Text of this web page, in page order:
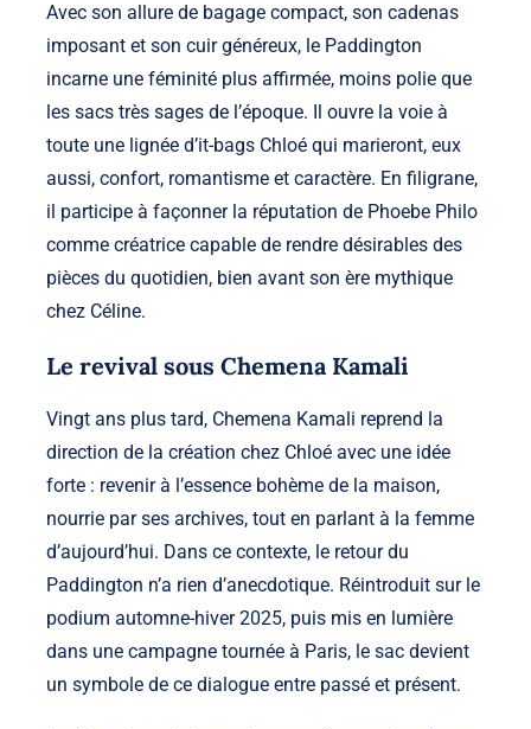
Avec son allure de bagage compact, son cadenas
imposant et son cuir généreux, le Paddington
incarne une féminité plus affirmée, moins polie que
les sacs très sages de l’époque. Il ouvre la voie à
toute une lignée d’it-bags Chloé qui marieront, eux
aussi, confort, romantisme et caractère. En filigrane,
il participe à façonner la réputation de Phoebe Philo
comme créatrice capable de rendre désirables des
pièces du quotidien, bien avant son ère mythique
chez Céline.
Le revival sous Chemena Kamali
Vingt ans plus tard, Chemena Kamali reprend la
direction de la création chez Chloé avec une idée
forte : revenir à l’essence bohème de la maison,
nourrie par ses archives, tout en parlant à la femme
d’aujourd’hui. Dans ce contexte, le retour du
Paddington n’a rien d’anecdotique. Réintroduit sur le
podium automne-hiver 2025, puis mis en lumière
dans une campagne tournée à Paris, le sac devient
un symbole de ce dialogue entre passé et présent.